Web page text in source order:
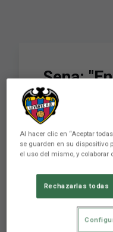
Sena:
como la
España
FS debe
ganas"
Sena: "En un
Al hacer clic en “Aceptar
se guarden en su dispositivo
el uso del mismo, y colaborar
Rechazarlas todas